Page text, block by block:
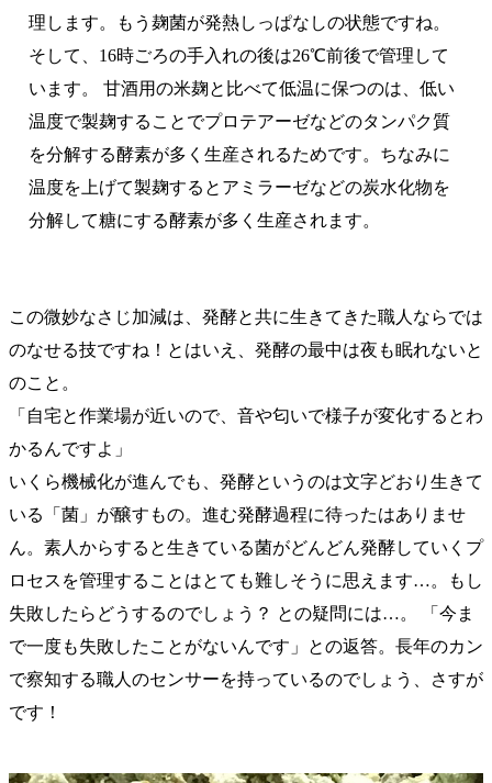
理します。もう麹菌が発熱しっぱなしの状態ですね。
そして、16時ごろの手入れの後は26℃前後で管理して
います。 甘酒用の米麹と比べて低温に保つのは、低い
温度で製麹することでプロテアーゼなどのタンパク質
を分解する酵素が多く生産されるためです。ちなみに
温度を上げて製麹するとアミラーゼなどの炭水化物を
分解して糖にする酵素が多く生産されます。
この微妙なさじ加減は、発酵と共に生きてきた職人ならでは
のなせる技ですね！とはいえ、発酵の最中は夜も眠れないと
のこと。
「自宅と作業場が近いので、音や匂いで様子が変化するとわ
かるんですよ」
いくら機械化が進んでも、発酵というのは文字どおり生きて
いる「菌」が醸すもの。進む発酵過程に待ったはありませ
ん。素人からすると生きている菌がどんどん発酵していくプ
ロセスを管理することはとても難しそうに思えます…。もし
失敗したらどうするのでしょう？ との疑問には…。 「今ま
で一度も失敗したことがないんです」との返答。長年のカン
で察知する職人のセンサーを持っているのでしょう、さすが
です！